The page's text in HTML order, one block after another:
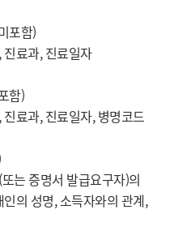
포함)
료과, 진료일자
함)
료과, 진료일자, 병명코드
는 증명서 발급요구자)의
의 성명, 소득자와의 관계,